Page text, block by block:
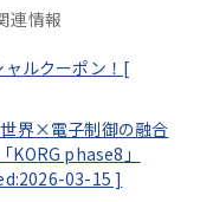
連情報
ャルクーポン！[
世界×電子制御の融合
KORG phase8」
03-15 ]